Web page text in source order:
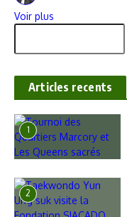
Voir plus
Articles recents
1
2